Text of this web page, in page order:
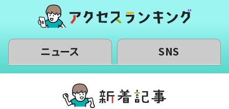
ニュース SNS